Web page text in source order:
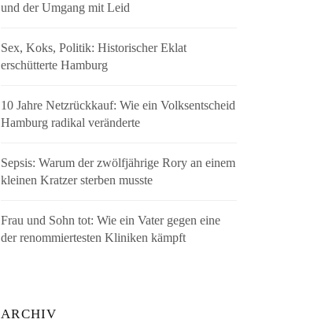
und der Umgang mit Leid
Sex, Koks, Politik: Historischer Eklat
erschütterte Hamburg
10 Jahre Netzrückkauf: Wie ein Volksentscheid
Hamburg radikal veränderte
Sepsis: Warum der zwölfjährige Rory an einem
kleinen Kratzer sterben musste
Frau und Sohn tot: Wie ein Vater gegen eine
der renommiertesten Kliniken kämpft
ARCHIV